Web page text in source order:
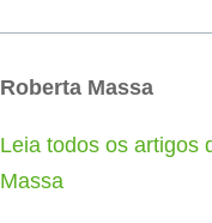
Roberta Massa
Leia todos os artigos
Massa